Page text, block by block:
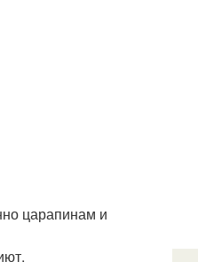
царапинам и